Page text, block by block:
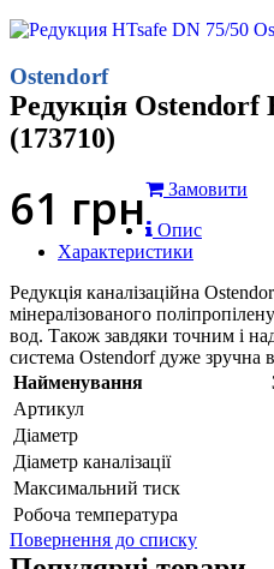
Ostendorf
Редукція Ostendorf
(173710)
61 грн
Замовити
Опис
Характеристики
Редукція каналізаційна
мінералізованого
вод. Також завдяки точним і
система Ostendorf дуже зручна
Найменування
Артикул
Діаметр
Діаметр каналізації
Максимальний тиск
Робоча температура
Повернення до списку